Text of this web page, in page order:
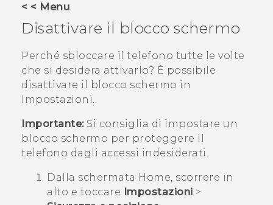
ASSISTENZA
Accessori e dispositivi HTC
Accesso
< < Menu
Disattivare il blocco schermo
Perché sbloccare il telefono tutte le volte
che si desidera attivarlo? È possibile
disattivare il blocco schermo in
Impostazioni.
Importante:Si consiglia di impostare un
blocco schermo per proteggere il
telefono dagli accessi indesiderati.
Dalla schermata Home, scorrere in
alto e toccare
Impostazioni >